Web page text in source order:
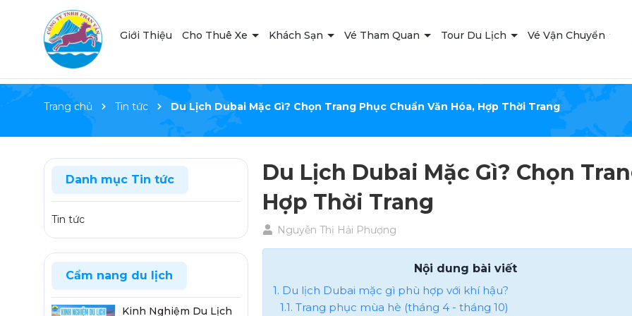
Giới Thiệu Cho Thuê Xe Khách Sạn Vé Tham Quan Tour Du Lịch Vé Vận Chuyển
Trang chủ Tin tức Du Lịch Dubai Mặc Gì? Chọn Trang Phục Chuẩn Văn Hóa, Hợp Thời Trang
Du Lịch Dubai Mặc Gì? Chọn
Hợp Thời Trang
Nguyễn Thị Hải Phượng
Nội dung bài viết
1. Du lịch Dubai mặc gì phù hợp với khí hậu?
1.1. Trang phục mùa hè (tháng 4 - tháng 10)
Danh mục Tin tức
Tin tức
Cẩm nang du lịch
Kinh Nghiệm Du Lịch